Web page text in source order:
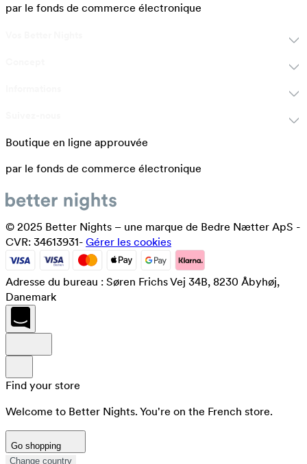
par le fonds de commerce électronique
Boutique en ligne approuvée
par le fonds de commerce électronique
© 2025 Better Nights – une marque de Bedre Nætter ApS -
CVR: 34613931- Gérer les cookies
Adresse du bureau : Søren Frichs Vej 34B, 8230 Åbyhøj,
Danemark
Find your store
Welcome to Better Nights. You're on the French store.
Go shopping
Change country